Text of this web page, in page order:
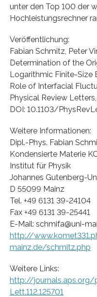
unter den Top 100 der
Hochleistungsrechner
Veröffentlichung:
Fabian Schmitz, Peter
Determination of the
Logarithmic Finite-Size
Role of Interfacial
Physical Review
DOI: 10.1103/
Weitere Informationen:
Dipl.-Phys. Fabian
Kondensierte Materie
Institut für Physik
Johannes Gutenberg-
D 55099 Mainz
Tel. +49 6131 39-24104
Fax +49 6131 39-25441
E-Mail: schmifa@uni-
http://
mainz.de/schmitz.php
Weitere Links:
http://
Lett.112.125701